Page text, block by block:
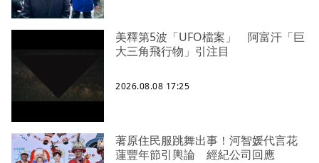
美釋第5波「UFO檔案」 阿富汗「巨
大三角飛行物」引注目
2026.08.08 17:25
著原住民服跳舞出事！河智媛代言花
蓮豐年節引輿論 經紀公司回應